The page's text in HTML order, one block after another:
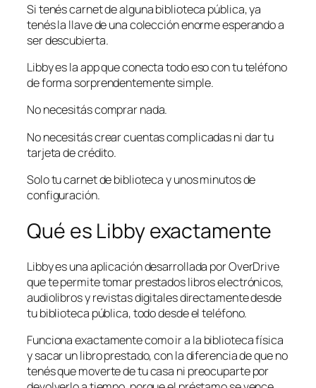
Si tenés carnet de alguna biblioteca pública, ya
tenés la llave de una colección enorme esperando a
ser descubierta.
Libby es la app que conecta todo eso con tu teléfono
de forma sorprendentemente simple.
No necesitás comprar nada.
No necesitás crear cuentas complicadas ni dar tu
tarjeta de crédito.
Solo tu carnet de biblioteca y unos minutos de
configuración.
Qué es Libby exactamente
Libby es una aplicación desarrollada por OverDrive
que te permite tomar prestados libros electrónicos,
audiolibros y revistas digitales directamente desde
tu biblioteca pública, todo desde el teléfono.
Funciona exactamente como ir a la biblioteca física
y sacar un libro prestado, con la diferencia de que no
tenés que moverte de tu casa ni preocuparte por